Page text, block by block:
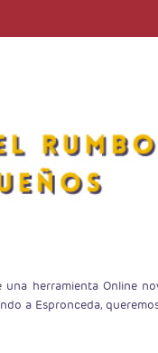
herramienta Online
a Espronceda,